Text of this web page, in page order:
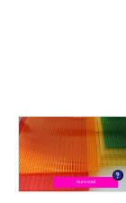
Kunststof